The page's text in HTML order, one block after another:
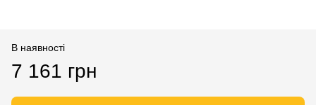
В наявності
7 161 грн